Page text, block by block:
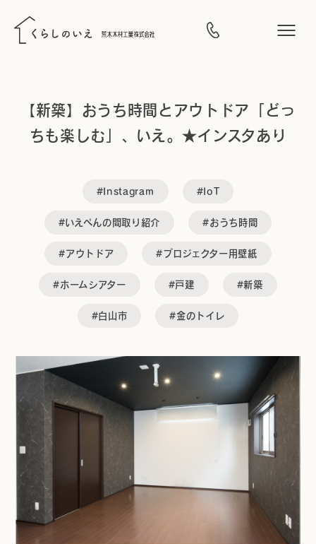
【新築】おうち時間とアウトドア「どっ
ちも楽しむ」、いえ。★インスタあり
#Instagram #IoT
#いえぺんの間取り紹介 #おうち時間
#アウトドア #プロジェクター用壁紙
#ホームシアター #戸建 #新築
#白山市 #金のトイレ